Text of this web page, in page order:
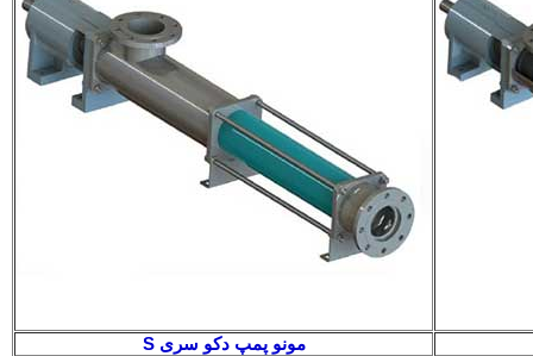
مونو پمپ دکو سری S